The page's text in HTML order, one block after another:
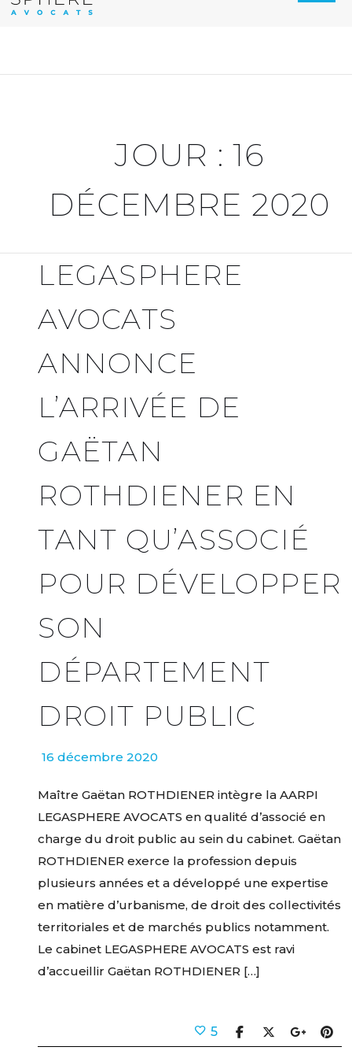
JOUR :16
DÉCEMBRE 2020
LEGASPHERE
AVOCATS
ANNONCE
L’ARRIVÉE DE
GAËTAN
ROTHDIENER EN
TANT QU’ASSOCIÉ
POUR DÉVELOPPER
SON
DÉPARTEMENT
DROIT PUBLIC
16 décembre 2020
Maître Gaëtan ROTHDIENER intègre la AARPI
LEGASPHERE AVOCATS en qualité d’associé en
charge du droit public au sein du cabinet. Gaëtan
ROTHDIENER exerce la profession depuis
plusieurs années et a développé une expertise
en matière d’urbanisme, de droit des collectivités
territoriales et de marchés publics notamment.
Le cabinet LEGASPHERE AVOCATS est ravi
d’accueillir Gaëtan ROTHDIENER […]
5